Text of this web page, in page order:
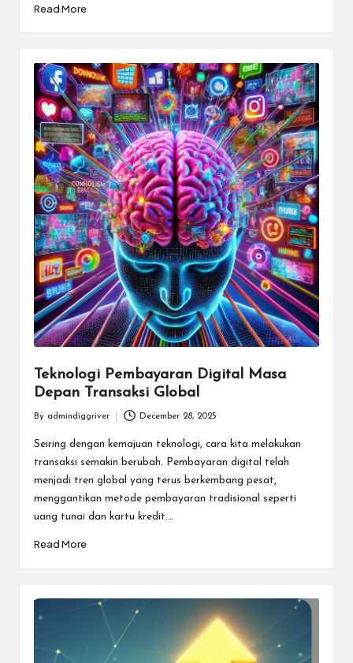
Read More
Teknologi Pembayaran Digital Masa
Depan Transaksi Global
by
By admindiggriver December 28, 2025
Seiring dengan kemajuan teknologi, cara kita melakukan
transaksi semakin berubah. Pembayaran digital telah
menjadi tren global yang terus berkembang pesat,
menggantikan metode pembayaran tradisional seperti
uang tunai dan kartu kredit.…
Read More